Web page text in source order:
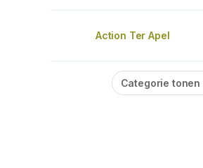
Action Ter Apel
Categorie tonen